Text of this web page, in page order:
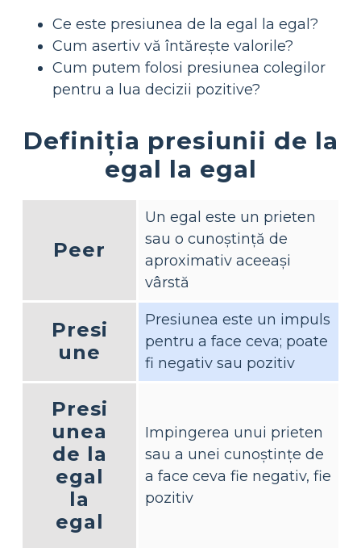
Ce este presiunea de la egal la egal?
Cum asertiv vă întărește valorile?
Cum putem folosi presiunea colegilor
pentru a lua decizii pozitive?
Definiția presiunii de la
egal la egal
Peer
Un egal este un prieten
sau o cunoștință de
aproximativ aceeași
vârstă
Presi
une
Presiunea este un impuls
pentru a face ceva; poate
fi negativ sau pozitiv
Presi
unea
de la
egal
la
egal
Impingerea unui prieten
sau a unei cunoștințe de
a face ceva fie negativ, fie
pozitiv